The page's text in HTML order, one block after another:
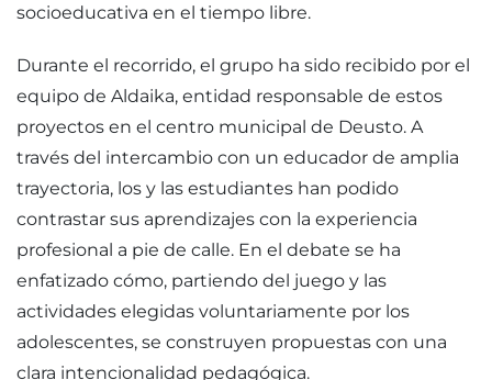
socioeducativa en el tiempo libre.
Durante el recorrido, el grupo ha sido recibido por el
equipo de Aldaika, entidad responsable de estos
proyectos en el centro municipal de Deusto. A
través del intercambio con un educador de amplia
trayectoria, los y las estudiantes han podido
contrastar sus aprendizajes con la experiencia
profesional a pie de calle. En el debate se ha
enfatizado cómo, partiendo del juego y las
actividades elegidas voluntariamente por los
adolescentes, se construyen propuestas con una
clara intencionalidad pedagógica.